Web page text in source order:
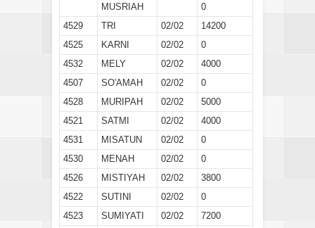
MUSRIAH
0
4529
TRI 02/02
14200
4525
KARNI 02/02
0
4532
MELY 02/02
4000
4507
SO'AMAH 02/02
0
4528
MURIPAH 02/02
5000
4521
SATMI 02/02
4000
4531
MISATUN 02/02
0
4530
MENAH 02/02
0
4526
MISTIYAH 02/02
3800
4522
SUTINI 02/02
0
4523
SUMIYATI 02/02
7200